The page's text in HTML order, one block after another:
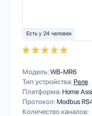
Есть у 24 человек
Модель:WB-MR6
Тип устройства: Реле
Платформа: Home
Протокол: Modbus
Количество каналов: